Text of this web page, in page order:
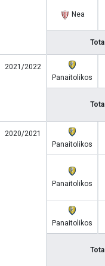
Nea
Total
2021/2022
Panaitolikos
Total
2020/2021
Panaitolikos
Panaitolikos
Panaitolikos
Total